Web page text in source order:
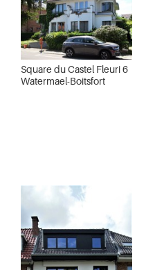
Square du Castel Fleuri 6
Watermael-Boitsfort